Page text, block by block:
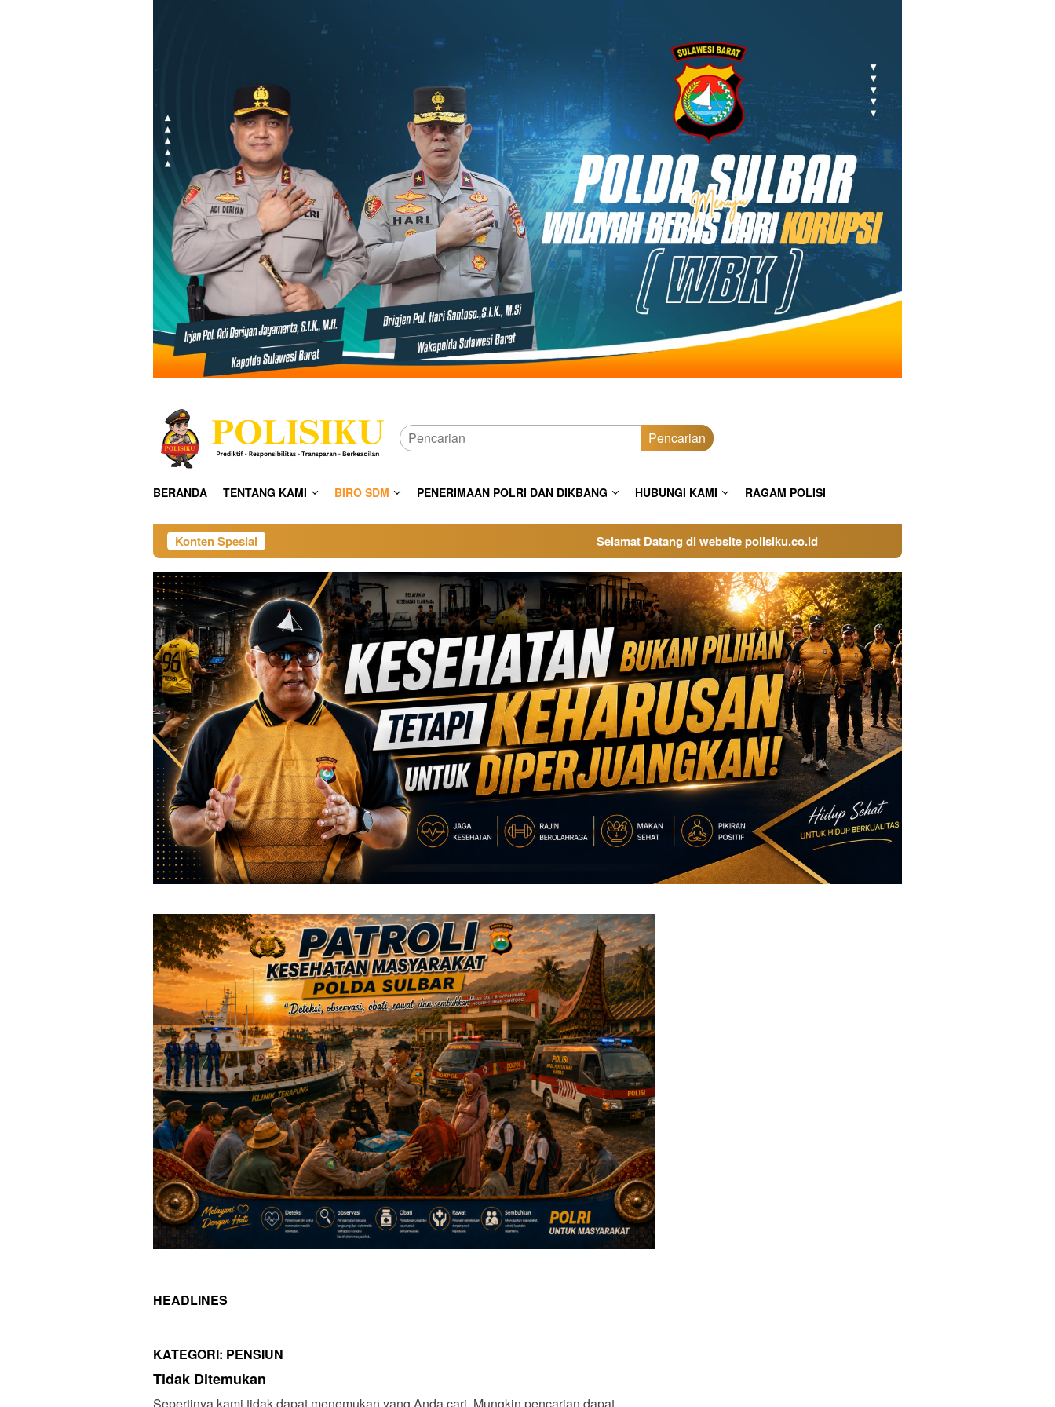
Pencarian
BERANDA TENTANG KAMI BIRO SDM PENERIMAAN POLRI DAN DIKBANG HUBUNGI KAMI RAGAM POLISI
Konten Spesial Selamat Datang di website polisiku.co.id
HEADLINES
KATEGORI: PENSIUN
Tidak Ditemukan
Sepertinya kami tidak dapat menemukan yang Anda cari. Mungkin pencarian dapat